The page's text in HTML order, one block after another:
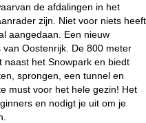
de afdalingen in het
zijn. Niet voor niets heeft
aangedaan. Een nieuw
Oostenrijk. De 800 meter
naast het Snowpark en biedt
sprongen, een tunnel en
must voor het hele gezin! Het
en nodigt je uit om je